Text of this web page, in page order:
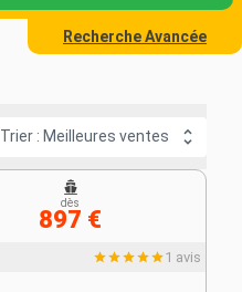
Recherche Avancée
Trier : Meilleures ventes
1 avis
dès
897 €